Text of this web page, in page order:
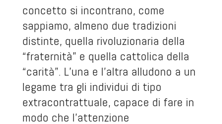
concetto si incontrano, come
sappiamo, almeno due tradizioni
distinte, quella rivoluzionaria della
“fraternità” e quella cattolica della
“carità”. L’una e l’altra alludono a un
legame tra gli individui di tipo
extracontrattuale, capace di fare in
modo che l’attenzione